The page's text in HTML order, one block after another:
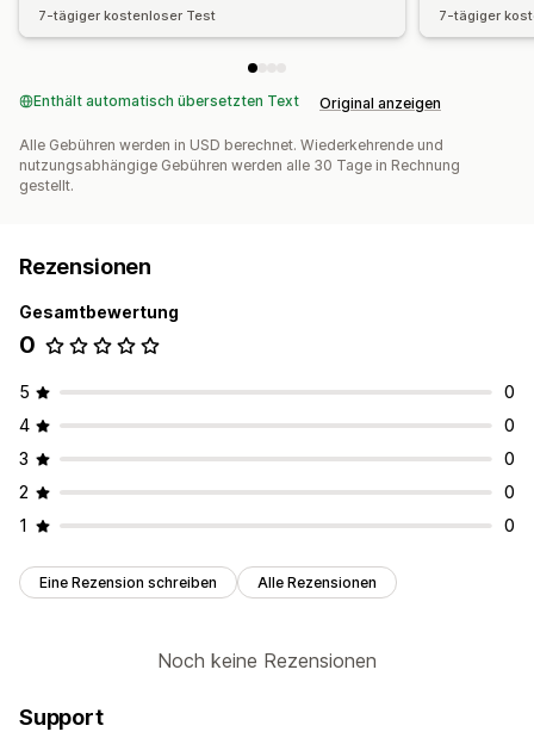
7-tägiger kostenloser Test 7-tägiger
Enthält automatisch übersetzten Text Original anzeigen
Alle Gebühren werden in USD berechnet. Wiederkehrende und
nutzungsabhängige Gebühren werden alle 30 Tage in Rechnung
gestellt.
Rezensionen
Gesamtbewertung
0
5
0
4
0
3
0
2
0
1
0
Eine Rezension schreiben Alle Rezensionen
Noch keine Rezensionen
Support